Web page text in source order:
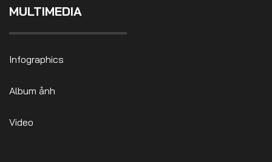
MULTIMEDIA
Infographics
Album ảnh
Video